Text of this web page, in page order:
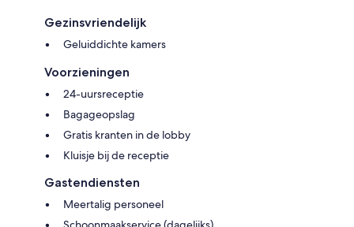
Gezinsvriendelijk
Geluiddichte kamers
Voorzieningen
24-uursreceptie
Bagageopslag
Gratis kranten in de lobby
Kluisje bij de receptie
Gastendiensten
Meertalig personeel